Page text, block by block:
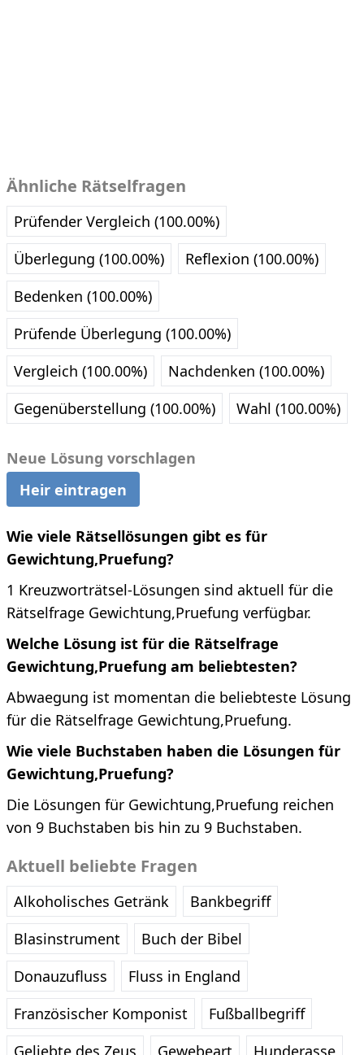
Ähnliche Rätselfragen
Prüfender Vergleich (100.00%)
Überlegung (100.00%)
Reflexion (100.00%)
Bedenken (100.00%)
Prüfende Überlegung (100.00%)
Vergleich (100.00%)
Nachdenken (100.00%)
Gegenüberstellung (100.00%)
Wahl (100.00%)
Neue Lösung vorschlagen
Heir eintragen
Wie viele Rätsellösungen gibt es für
Gewichtung,Pruefung?
1 Kreuzworträtsel-Lösungen sind aktuell für die
Rätselfrage Gewichtung,Pruefung verfügbar.
Welche Lösung ist für die Rätselfrage
Gewichtung,Pruefung am beliebtesten?
Abwaegung ist momentan die beliebteste Lösung
für die Rätselfrage Gewichtung,Pruefung.
Wie viele Buchstaben haben die Lösungen für
Gewichtung,Pruefung?
Die Lösungen für Gewichtung,Pruefung reichen
von 9 Buchstaben bis hin zu 9 Buchstaben.
Aktuell beliebte Fragen
Alkoholisches Getränk
Bankbegriff
Blasinstrument
Buch der Bibel
Donauzufluss
Fluss in England
Französischer Komponist
Fußballbegriff
Geliebte des Zeus
Gewebeart Hunderasse